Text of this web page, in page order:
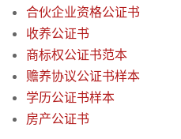
合伙企业资格公证书
收养公证书
商标权公证书范本
赡养协议公证书样本
学历公证书样本
房产公证书